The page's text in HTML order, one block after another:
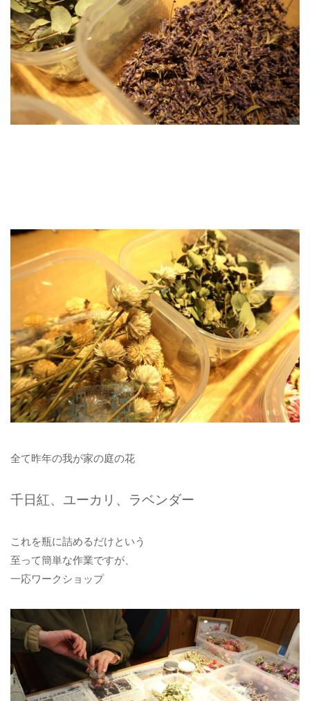
全て昨年の我が家の庭の花
千日紅、ユーカリ、ラベンダー
これを瓶に詰めるだけという
至って簡単な作業ですが、
一応ワークショップ